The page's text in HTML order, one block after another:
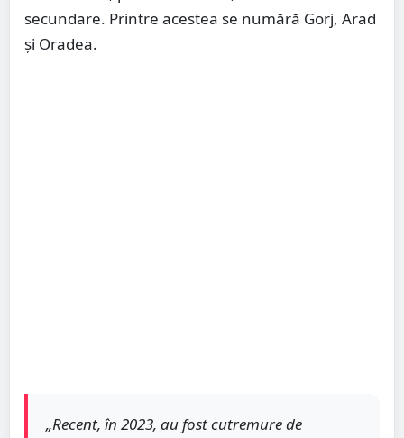
secundare. Printre acestea se numără Gorj, Arad
și Oradea.
„Recent, în 2023, au fost cutremure de